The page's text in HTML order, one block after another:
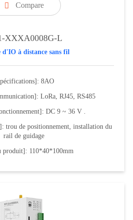
 Compare
XXXA0008G-L
d'IO à distance sans fil
8AO
LoRa, RJ45, RS485
DC 9 ~ 36 V .
trou de positionnement, installation du
rail de guidage
produit]: 110*40*100mm